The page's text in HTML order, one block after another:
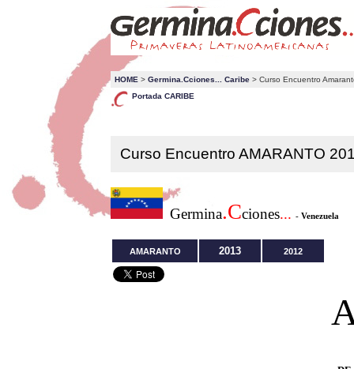
HOME > Germina.Cciones... Caribe > Curso Encuentro
Portada CARIBE
Curso Encuentro AMARANTO
Germina.Cciones... - Venezuela
AMARANTO 2013 2012